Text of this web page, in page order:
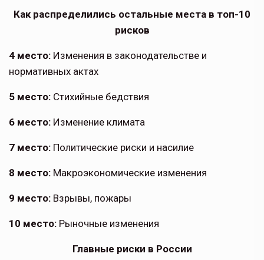
Как распределились остальные места в топ-10
рисков
4 место: Изменения в законода­тельстве и
нормативных актах
5 место: Стихийные бедствия
6 место: Изменение климата
7 место: Политические риски и насилие
8 место: Макроэкономические изменения
9 место: Взрывы, пожары
10 место: Рыночные изменения
Главные риски в России